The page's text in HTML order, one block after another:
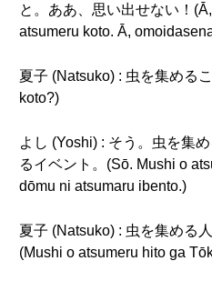
と。ああ、思い出せない！
atsumeru koto. Ā,
夏子 (Natsuko) : 虫を集める
koto?)
よし (Yoshi) : そう。虫を集
るイベント。(Sō. Mushi o
dōmu ni atsumaru ibento.)
夏子 (Natsuko) : 虫を集める
(Mushi o atsumeru hito ga